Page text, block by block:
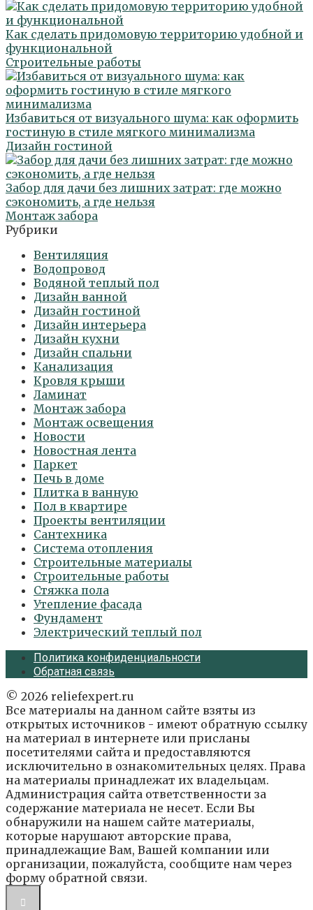
Как сделать придомовую территорию удобной и
функциональной
Строительные работы
Избавиться от визуального шума: как оформить
гостиную в стиле мягкого минимализма
Дизайн гостиной
Забор для дачи без лишних затрат: где можно
сэкономить, а где нельзя
Монтаж забора
Рубрики
Вентиляция
Водопровод
Водяной теплый пол
Дизайн ванной
Дизайн гостиной
Дизайн интерьера
Дизайн кухни
Дизайн спальни
Канализация
Кровля крыши
Ламинат
Монтаж забора
Монтаж освещения
Новости
Новостная лента
Паркет
Печь в доме
Плитка в ванную
Пол в квартире
Проекты вентиляции
Сантехника
Система отопления
Строительные материалы
Строительные работы
Стяжка пола
Утепление фасада
Фундамент
Электрический теплый пол
Политика конфиденциальности
Обратная связь
© 2026 reliefexpert.ru
Все материалы на данном сайте взяты из
открытых источников - имеют обратную ссылку
на материал в интернете или присланы
посетителями сайта и предоставляются
исключительно в ознакомительных целях. Права
на материалы принадлежат их владельцам.
Администрация сайта ответственности за
содержание материала не несет. Если Вы
обнаружили на нашем сайте материалы,
которые нарушают авторские права,
принадлежащие Вам, Вашей компании или
организации, пожалуйста, сообщите нам через
форму обратной связи.